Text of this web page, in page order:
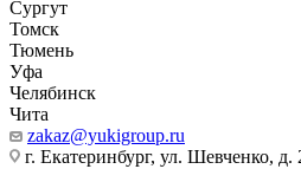
Сургут
Томск
Тюмень
Уфа
Челябинск
Чита
zakaz@yukigroup.ru
г. Екатеринбург, ул. Шевченко, д.